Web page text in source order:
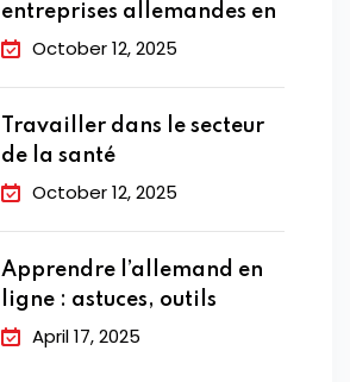
entreprises allemandes en
October 12, 2025
Travailler dans le secteur
de la santé
October 12, 2025
Apprendre l’allemand en
ligne : astuces, outils
April 17, 2025